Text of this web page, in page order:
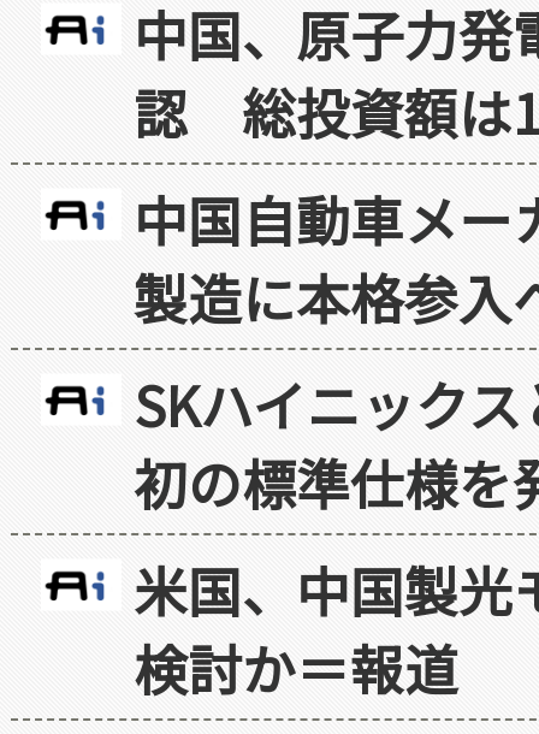
中国、原子力
認 総投資額は
中国自動車メ
製造に本格参入
SKハイニック
初の標準仕様を
米国、中国製光
検討か＝報道